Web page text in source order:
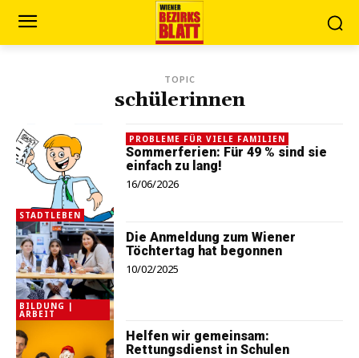
TOPIC
schülerinnen
STADTLEBEN
PROBLEME FÜR VIELE FAMILIEN
Sommerferien: Für 49 % sind sie
einfach zu lang!
16/06/2026
BILDUNG |
ARBEIT
Die Anmeldung zum Wiener
Töchtertag hat begonnen
10/02/2025
Helfen wir gemeinsam:
Rettungsdienst in Schulen